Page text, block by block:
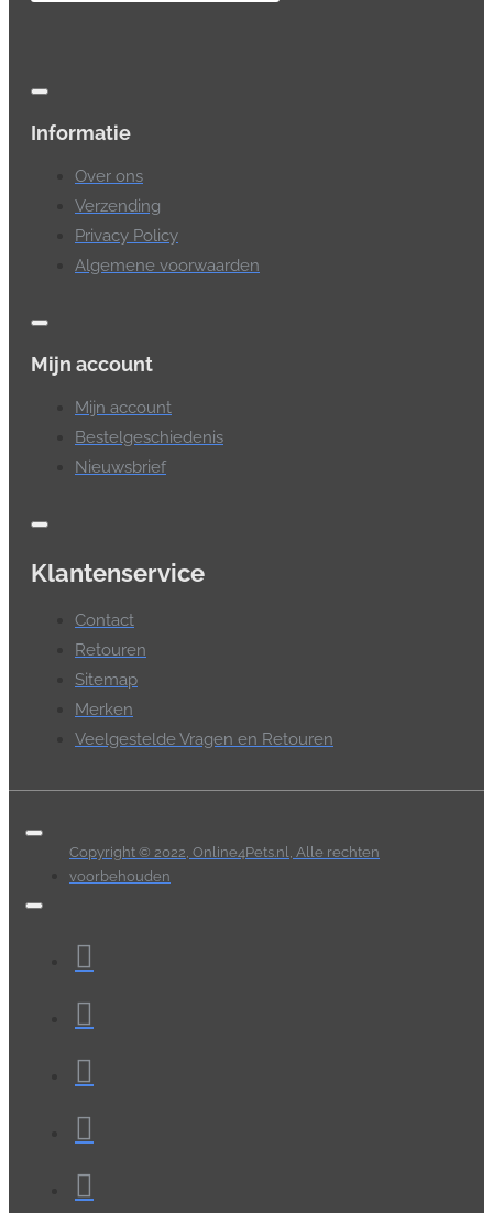
Informatie
Over ons
Verzending
Privacy Policy
Algemene voorwaarden
Mijn account
Mijn account
Bestelgeschiedenis
Nieuwsbrief
Klantenservice
Contact
Retouren
Sitemap
Merken
Veelgestelde Vragen en Retouren
Copyright © 2022, Online4Pets.nl, Alle rechten
voorbehouden